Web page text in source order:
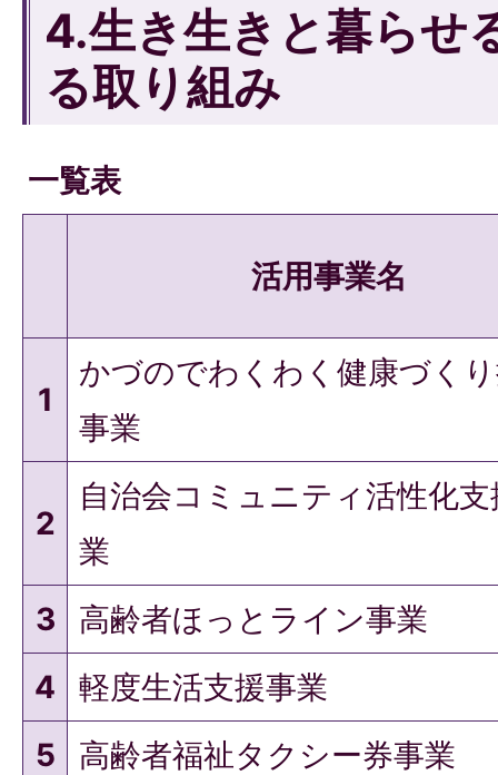
4.生き生きと暮らせ
る取り組み
一覧表
活用事業名
1
かづのでわくわく健康づく
事業
2
自治会コミュニティ活性化支
業
3
高齢者ほっとライン事業
4
軽度生活支援事業
5
高齢者福祉タクシー券事業